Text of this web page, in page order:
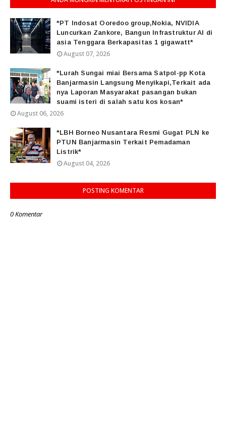
*PT Indosat Ooredoo group,Nokia, NVIDIA
Luncurkan Zankore, Bangun Infrastruktur AI di
asia Tenggara Berkapasitas 1 gigawatt*
August 07, 2026
*Lurah Sungai miai Bersama Satpol-pp Kota
Banjarmasin Langsung Menyikapi,Terkait ada
nya Laporan Masyarakat pasangan bukan
suami isteri di salah satu kos kosan*
August 06, 2026
*LBH Borneo Nusantara Resmi Gugat PLN ke
PTUN Banjarmasin Terkait Pemadaman
Listrik*
August 04, 2026
POSTING KOMENTAR
0 Komentar